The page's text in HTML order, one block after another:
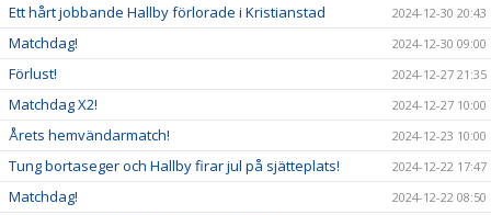
Ett hårt jobbande Hallby förlorade i Kristianstad 2024-12-30 20:43
Matchdag! 2024-12-30 09:00
Förlust! 2024-12-27 21:35
Matchdag X2! 2024-12-27 10:00
Årets hemvändarmatch! 2024-12-23 10:00
Tung bortaseger och Hallby firar jul på sjätteplats! 2024-12-22 17:47
Matchdag! 2024-12-22 08:50